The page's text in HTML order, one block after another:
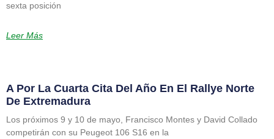
sexta posición
Leer Más
A Por La Cuarta Cita Del Año En El Rallye Norte
De Extremadura
Los próximos 9 y 10 de mayo, Francisco Montes y David Collado
competirán con su Peugeot 106 S16 en la